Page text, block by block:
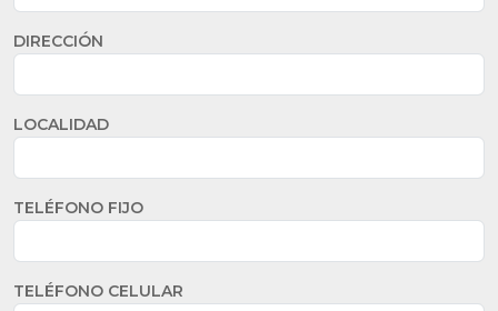
DIRECCIÓN
LOCALIDAD
TELÉFONO FIJO
TELÉFONO CELULAR